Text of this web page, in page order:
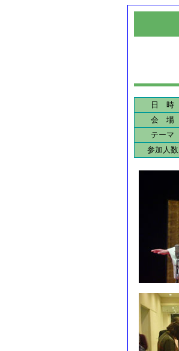
日 時
会 場
テーマ
参加人数